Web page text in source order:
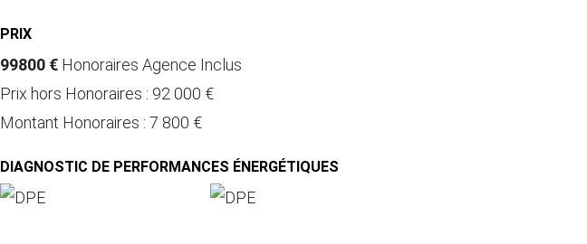
PRIX
99800 € Honoraires Agence Inclus
Prix hors Honoraires : 92 000 €
Montant Honoraires : 7 800 €
DIAGNOSTIC DE PERFORMANCES ÉNERGÉTIQUES